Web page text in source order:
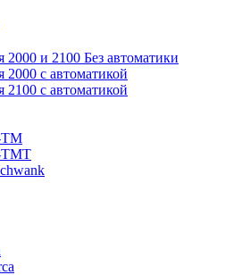
2000 и 2100 Без автоматики
2000 с автоматикой
2100 с автоматикой